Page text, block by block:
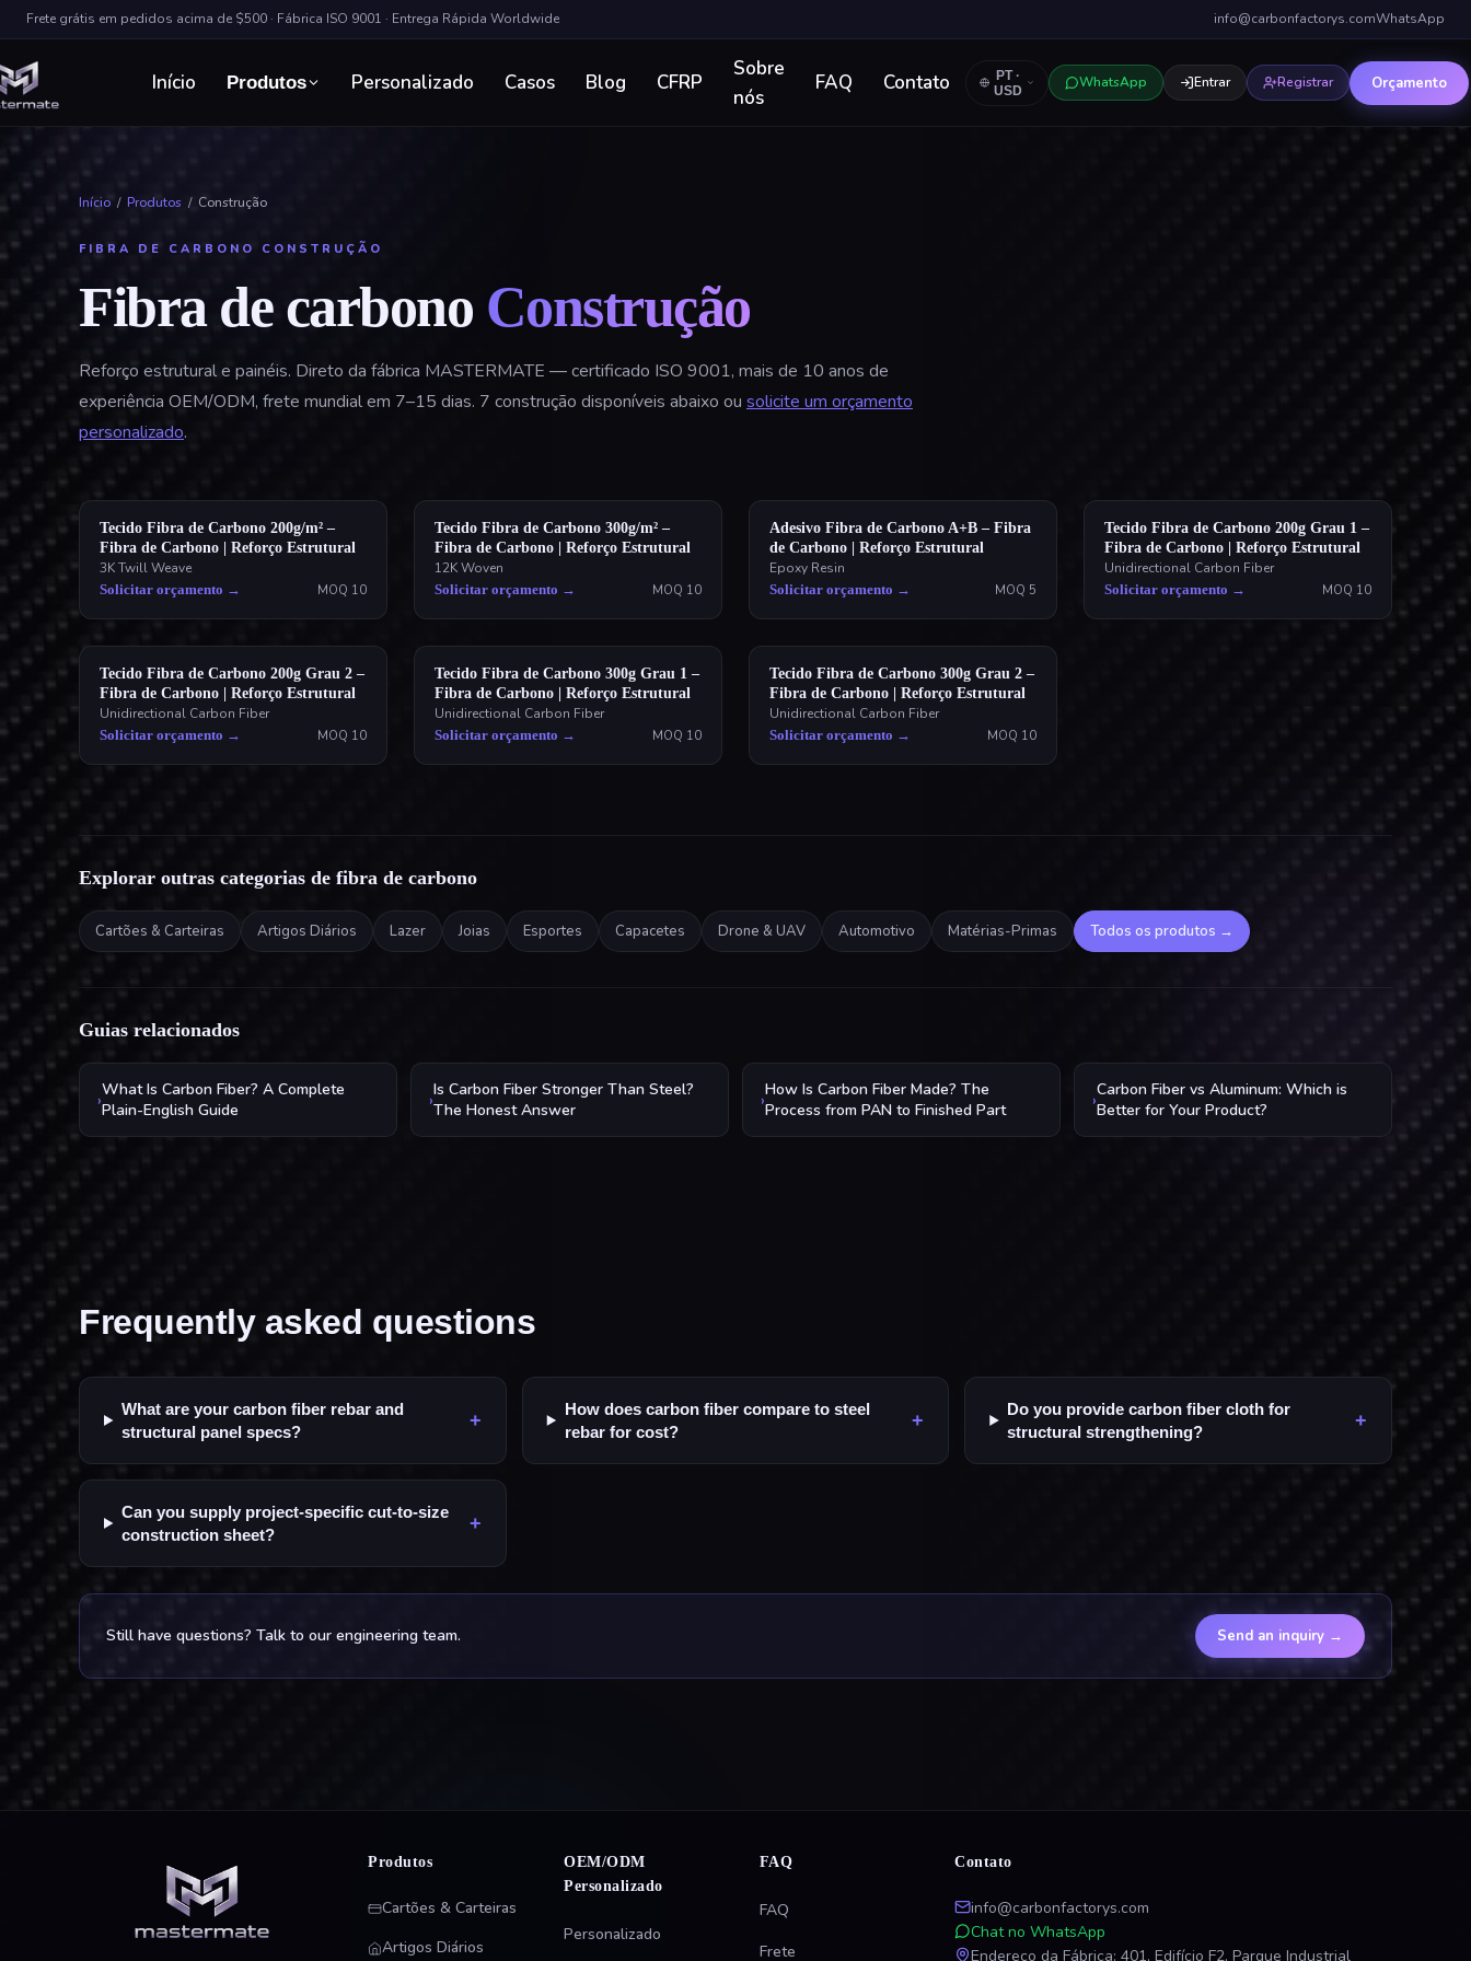
Frete grátis em pedidos acima de $500 · Fábrica ISO 9001 · Entrega Rápida Worldwide info@carbonfactorys.comWhatsApp
Início Produtos Personalizado Casos Blog CFRP
Sobre
nós
FAQ Contato PT·
USD
WhatsApp Entrar Registrar Orçamento
Início / Produtos / Construção
FIBRA DE CARBONO CONSTRUÇÃO
Fibra de carbono Construção
Reforço estrutural e painéis. Direto da fábrica MASTERMATE — certificado ISO 9001, mais de 10 anos de
experiência OEM/ODM, frete mundial em 7–15 dias. 7 construção disponíveis abaixo ou solicite um orçamento
personalizado.
Tecido Fibra de Carbono 200g/m² –
Fibra de Carbono | Reforço Estrutural
3K Twill Weave
Solicitar orçamento → MOQ 10
Tecido Fibra de Carbono 300g/m² –
Fibra de Carbono | Reforço Estrutural
12K Woven
Solicitar orçamento → MOQ 10
Adesivo Fibra de Carbono A+B – Fibra
de Carbono | Reforço Estrutural
Epoxy Resin
Solicitar orçamento → MOQ 5
Tecido Fibra de Carbono 200g Grau 1 –
Fibra de Carbono | Reforço Estrutural
Unidirectional Carbon Fiber
Solicitar orçamento → MOQ 10
Tecido Fibra de Carbono 200g Grau 2 –
Fibra de Carbono | Reforço Estrutural
Unidirectional Carbon Fiber
Solicitar orçamento → MOQ 10
Tecido Fibra de Carbono 300g Grau 1 –
Fibra de Carbono | Reforço Estrutural
Unidirectional Carbon Fiber
Solicitar orçamento → MOQ 10
Tecido Fibra de Carbono 300g Grau 2 –
Fibra de Carbono | Reforço Estrutural
Unidirectional Carbon Fiber
Solicitar orçamento → MOQ 10
Explorar outras categorias de fibra de carbono
Cartões & Carteiras Artigos Diários Lazer Joias Esportes Capacetes Drone & UAV Automotivo Matérias-Primas Todos os produtos →
Guias relacionados
›What Is Carbon Fiber? A Complete
Plain-English Guide
›Is Carbon Fiber Stronger Than Steel?
The Honest Answer
›How Is Carbon Fiber Made? The
Process from PAN to Finished Part
›Carbon Fiber vs Aluminum: Which is
Better for Your Product?
Frequently asked questions
What are your carbon fiber rebar and
structural panel specs?
+
How does carbon fiber compare to steel
rebar for cost?
+
Do you provide carbon fiber cloth for
structural strengthening?
+
Can you supply project-specific cut-to-size
construction sheet?
+
Still have questions? Talk to our engineering team. Send an inquiry →
Produtos
Cartões & Carteiras
Artigos Diários
OEM/ODM
Personalizado
Personalizado
FAQ
FAQ
Frete
Contato
info@carbonfactorys.com
Chat no WhatsApp
Endereço da Fábrica: 401, Edifício F2, Parque Industrial